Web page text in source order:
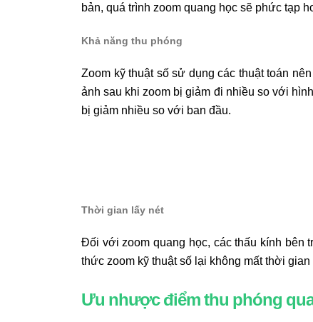
bản, quá trình zoom quang học sẽ phức tạp
Khả năng thu phóng
Zoom kỹ thuật số sử dụng các thuật toán
ảnh sau khi zoom bị giảm đi nhiều so với
bị giảm nhiều so với ban đầu.
Thời gian lấy nét
Đối với zoom quang học, các thấu kính bên
thức zoom kỹ thuật số lại không mất thời
Ưu nhược điểm thu phóng